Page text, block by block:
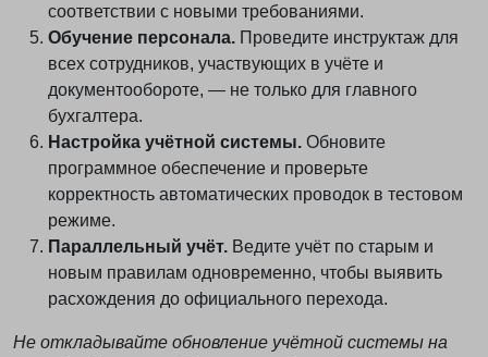
соответствии с новыми требованиями.
Обучение персонала. Проведите инструктаж для
всех сотрудников, участвующих в учёте и
документообороте, — не только для главного
бухгалтера.
Настройка учётной системы. Обновите
программное обеспечение и проверьте
корректность автоматических проводок в тестовом
режиме.
Параллельный учёт. Ведите учёт по старым и
новым правилам одновременно, чтобы выявить
расхождения до официального перехода.
Не откладывайте обновление учётной системы на